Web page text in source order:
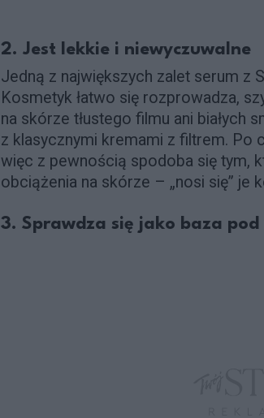
2. Jest lekkie i niewyczuwalne
Jedną z największych zalet serum z
Kosmetyk łatwo się rozprowadza,
na skórze tłustego filmu ani białych
z klasycznymi kremami z filtrem. Po
więc z pewnością spodoba się tym,
obciążenia na skórze – „nosi się” je
3. Sprawdza się jako baza